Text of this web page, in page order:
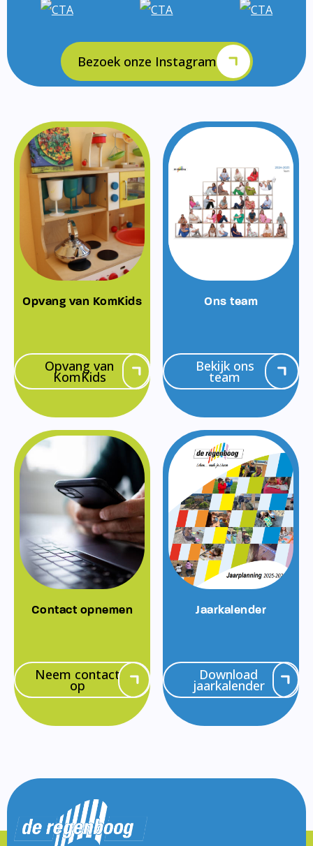
Bezoek onze Instagram
Opvang van KomKids
Opvang van
KomKids
Ons team
Bekijk ons
team
Contact opnemen
Neem contact
op
Jaarkalender
Download
jaarkalender